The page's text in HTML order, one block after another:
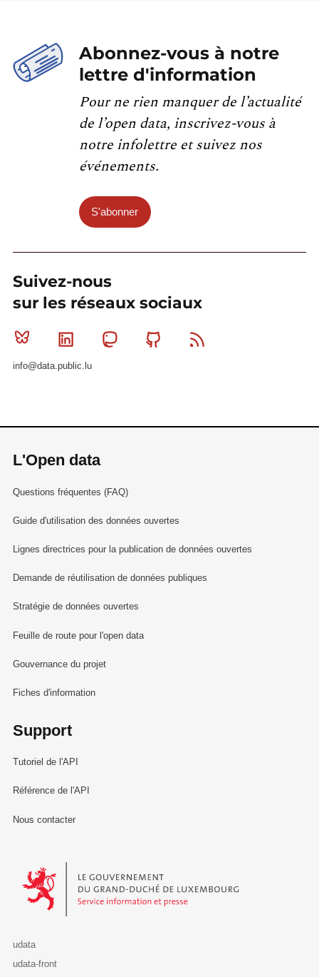
Abonnez-vous à notre
lettre d'information
Pour ne rien manquer de l’actualité
de l’open data, inscrivez-vous à
notre infolettre et suivez nos
événements.
S'abonner
Suivez-nous
sur les réseaux sociaux
Bluesky Linkedin MastodonGithub
info@data.public.lu
L'Open data
Questions fréquentes (FAQ)
Guide d'utilisation des données ouvertes
Lignes directrices pour la publication de données ouvertes
Demande de réutilisation de données publiques
Stratégie de données ouvertes
Feuille de route pour l'open data
Gouvernance du projet
Fiches d'information
Support
Tutoriel de l'API
Référence de l'API
Nous contacter
Le Gouvernement du Grand-Duché de Luxembourg - Service
udata
udata-front